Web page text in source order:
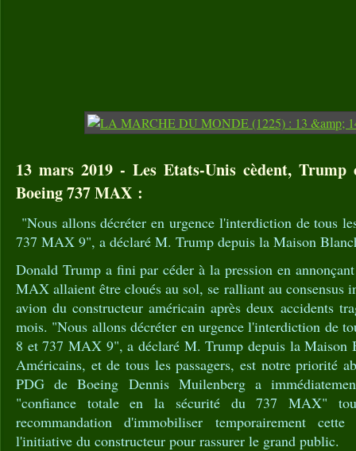
13 mars 2019 - Les Etats-Unis cèdent, Trump
Boeing 737 MAX :
"Nous allons décréter en urgence l'interdiction de tous
737 MAX 9", a déclaré M. Trump depuis la Maison
Donald Trump a fini par céder à la pression en
MAX allaient être cloués au sol, se ralliant au consensus
avion du constructeur américain après deux accidents
mois. "Nous allons décréter en urgence l'interdiction de
8 et 737 MAX 9", a déclaré M. Trump depuis la Maison
Américains, et de tous les passagers, est notre priorité
PDG de Boeing Dennis Muilenberg a
"confiance totale en la sécurité du 737 MAX"
recommandation d'immobiliser temporairement
l'initiative du constructeur pour rassurer le grand public.